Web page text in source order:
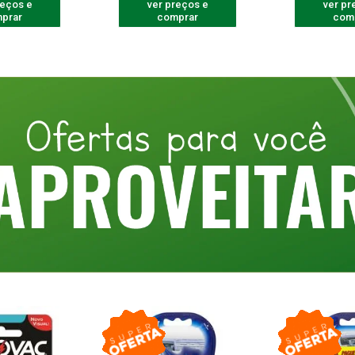
e
ver preços e
comprar
ver